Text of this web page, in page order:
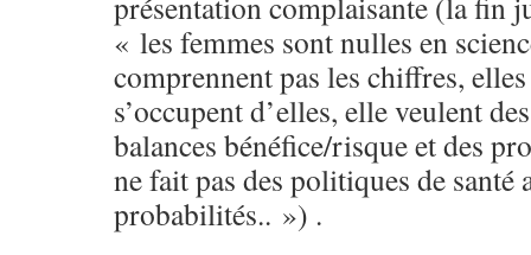
« les femmes sont nulles en
comprennent pas les chiffres,
s’occupent d’elles, elle veulent
balances bénéfice/risque et des
ne fait pas des politiques de santé
probabilités.. ») .